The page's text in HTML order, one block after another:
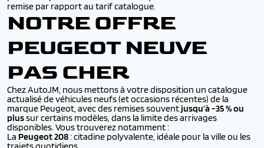
remise par rapport au tarif catalogue.
NOTRE OFFRE
PEUGEOT NEUVE
PAS CHER
Chez AutoJM, nous mettons à votre disposition un catalogue
actualisé de véhicules neufs (et occasions récentes) de la
marque Peugeot, avec des remises souvent jusqu’à -35 % ou
plussur certains modèles, dans la limite des arrivages
disponibles. Vous trouverez notamment :
La Peugeot 208: citadine polyvalente, idéale pour la ville ou les